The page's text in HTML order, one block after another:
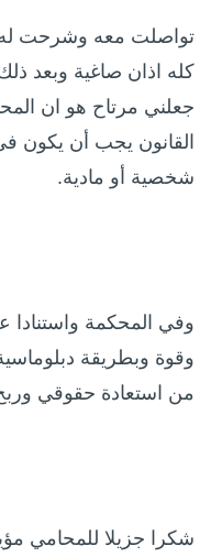
تواصلت معه وشرحت له
كله اذان صاغية وبعد
جعلني مرتاح هو ان
القانون يجب أن يكون
شخصية أو مادية.
وفي المحكمة واستنادا
وقوة وبطريقة
من استعادة حقوقي
شكرا جزيلا للمحامي